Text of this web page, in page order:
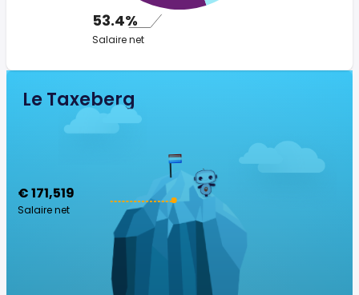
53.4%
Salaire net
Le Taxeberg
€ 171,519
Salaire net